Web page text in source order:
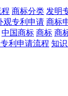
商标分类 发明
观专利申请 商标
中国商标 商标 商
利申请流程 知